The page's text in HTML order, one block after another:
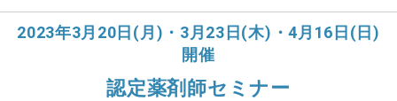
2023年3月20日(月)・3月23日(木)・4月16日(日)
開催
認定薬剤師セミナー